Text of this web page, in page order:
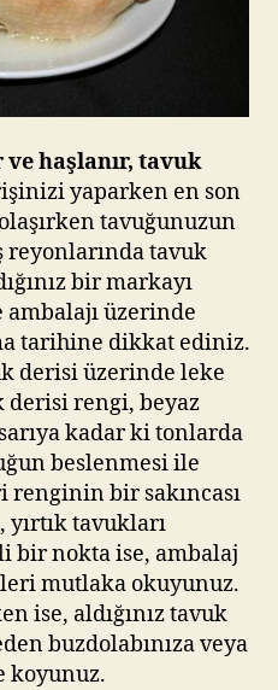
ve haşlanır, tavuk
yaparken en son
tavuğunuzun
reyonlarında tavuk
bir markayı
üzerinde
tarihine dikkat ediniz.
derisi üzerinde leke
derisi rengi, beyaz
kadar ki tonlarda
beslenmesi ile
bir sakıncası
tavukları
bir nokta ise, ambalaj
mutlaka okuyunuz.
ise, aldığınız tavuk
buzdolabınıza veya
koyunuz.